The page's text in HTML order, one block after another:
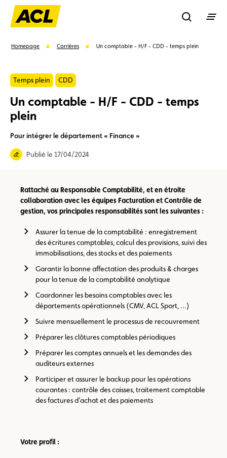
Rechercher
Suggestions
Carte membre Avantages
Homepage Carrières Un comptable - H/F - CDD - temps plein
Temps plein CDD
Un comptable - H/F - CDD - temps
plein
Pour intégrer le département « Finance »
Publié le 17/04/2024
Rattaché au Responsable Comptabilité, et en étroite
collaboration avec les équipes Facturation et Contrôle de
gestion, vos principales responsabilités sont les suivantes :
Assurer la tenue de la comptabilité : enregistrement
des écritures comptables, calcul des provisions, suivi des
immobilisations, des stocks et des paiements
Garantir la bonne affectation des produits & charges
pour la tenue de la comptabilité analytique
Coordonner les besoins comptables avec les
départements opérationnels (CMV, ACL Sport, …)
Suivre mensuellement le processus de recouvrement
Préparer les clôtures comptables périodiques
Préparer les comptes annuels et les demandes des
auditeurs externes
Participer et assurer le backup pour les opérations
courantes : contrôle des caisses, traitement comptable
des factures d’achat et des paiements
Votre profil :